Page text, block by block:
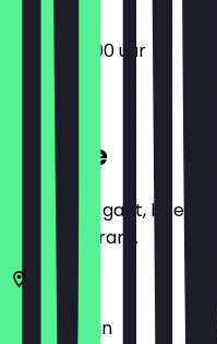
09:00 - 16:00 uur
Locatie
Voordat je gaat, boek
het restaurant.
Berlijn